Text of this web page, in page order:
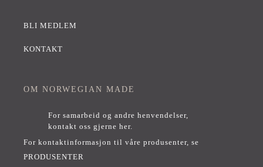
BLI MEDLEM
KONTAKT
OM NORWEGIAN MADE
For samarbeid og andre henvendelser,
kontakt oss gjerne her.
For kontaktinformasjon til våre produsenter, se
PRODUSENTER